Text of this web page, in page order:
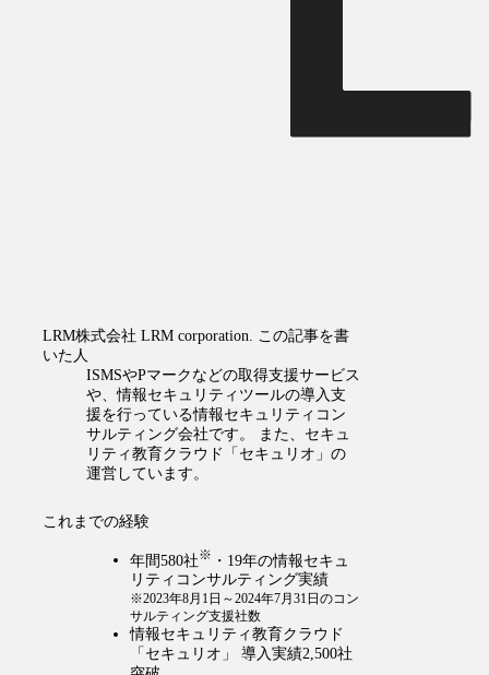
LRM株式会社 LRM corporation. この記事を書
いた人
ISMSやPマークなどの取得支援サービス
や、情報セキュリティツールの導入支
援を行っている情報セキュリティコン
サルティング会社です。 また、セキュ
リティ教育クラウド「セキュリオ」の
運営しています。
これまでの経験
年間580社※ ・19年の情報セキュ
リティコンサルティング実績
※2023年8月1日～2024年7月31日のコン
サルティング支援社数
情報セキュリティ教育クラウド
「セキュリオ」 導入実績2,500社